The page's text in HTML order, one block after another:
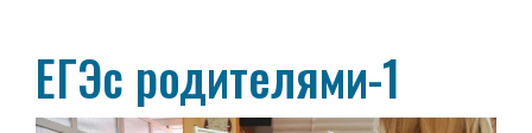
ЕГЭс родителями-1